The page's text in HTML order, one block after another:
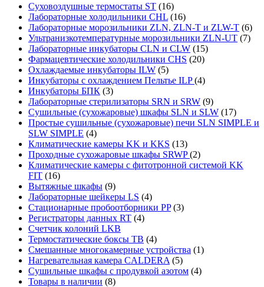
Суховоздушные термостаты ST (16)
Лабораторные холодильники CHL (16)
Лабораторные морозильники ZLN, ZLN-T и ZLW-T (6)
Ультранизкотемпературные морозильники ZLN-UT (7)
Лабораторные инкубаторы CLN и CLW (15)
Фармацевтические холодильники CHS (20)
Охлаждаемые инкубаторы ILW (5)
Инкубаторы с охлаждением Пельтье ILP(4)
Инкубаторы БПК (3)
Лабораторные стерилизаторы SRN и SRW (9)
Сушильные (сухожаровые) шкафы SLN и SLW (17)
Простые сушильные (сухожаровые) печи SLN SIMPLE и
SLW SIMPLE (4)
Климатические камеры KK и KKS (13)
Проходные сухожаровые шкафы SRWP(2)
Климатические камеры с фитотронной системой KK
FIT (16)
Вытяжные шкафы (9)
Лабораторные шейкеры LS (4)
Стационарные пробоотборники PP (3)
Регистраторы данных RT (4)
Счетчик колоний LKB
Термостатические боксы TB (4)
Смешанные многокамерные устройства (1)
Нагревательная камера CALDERA (5)
Сушильные шкафы с продувкой азотом (4)
Товары в наличии (8)